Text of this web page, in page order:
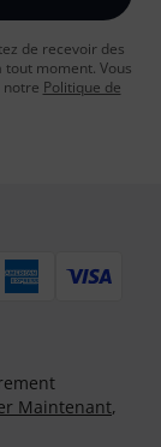
de recevoir des
moment. Vous
notre Politique de
Maintenant,